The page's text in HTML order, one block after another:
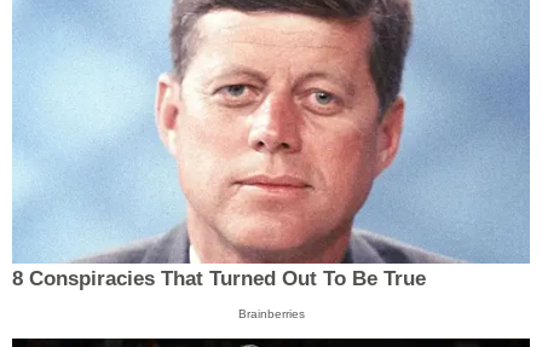
8 Conspiracies That Turned Out To Be True
Brainberries